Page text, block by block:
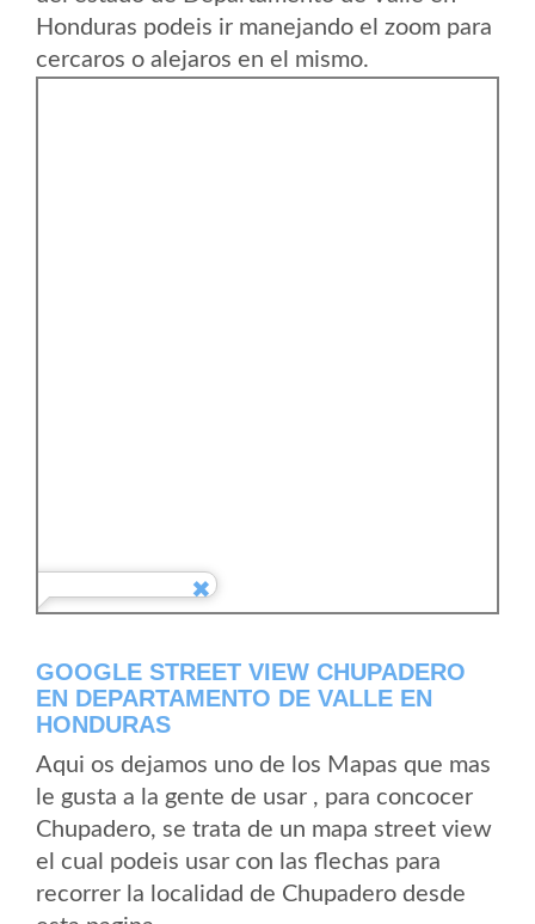
Honduras podeis ir manejando el zoom para
cercaros o alejaros en el mismo.
GOOGLE STREET VIEW CHUPADERO
EN DEPARTAMENTO DE VALLE EN
HONDURAS
Aqui os dejamos uno de los Mapas que mas
le gusta a la gente de usar , para concocer
Chupadero, se trata de un mapa street view
el cual podeis usar con las flechas para
recorrer la localidad de Chupadero desde